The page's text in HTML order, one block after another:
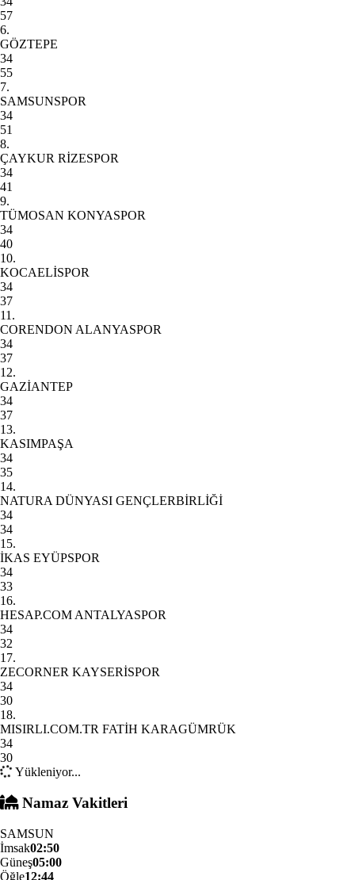
57
6.
GÖZTEPE
34
55
7.
SAMSUNSPOR
34
51
8.
ÇAYKUR RİZESPOR
34
41
9.
TÜMOSAN KONYASPOR
34
40
10.
KOCAELİSPOR
34
37
11.
CORENDON ALANYASPOR
34
37
12.
GAZİANTEP
34
37
13.
KASIMPAŞA
34
35
14.
NATURA DÜNYASI GENÇLERBİRLİĞİ
34
34
15.
İKAS EYÜPSPOR
34
33
16.
HESAP.COM ANTALYASPOR
34
32
17.
ZECORNER KAYSERİSPOR
34
30
18.
MISIRLI.COM.TR FATİH KARAGÜMRÜK
34
30
Yükleniyor...
Namaz Vakitleri
SAMSUN
İmsak02:50
Güneş05:00
Öğle12:44